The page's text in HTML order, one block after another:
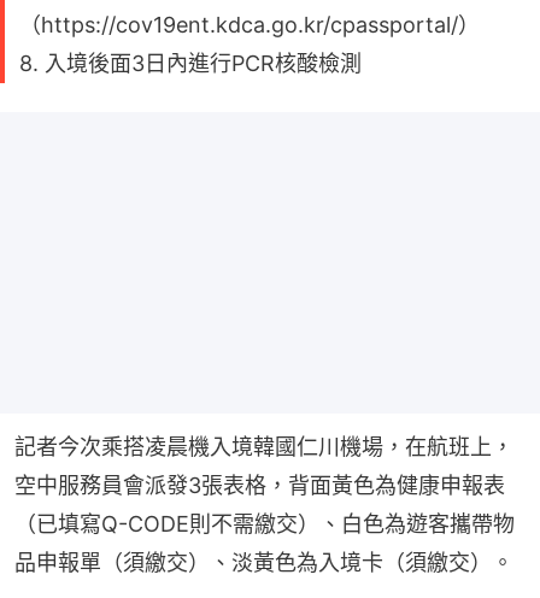
（https://cov19ent.kdca.go.kr/cpassportal/）
8. 入境後面3日內進行PCR核酸檢測
記者今次乘搭凌晨機入境韓國仁川機場，在航班上，
空中服務員會派發3張表格，背面黃色為健康申報表
（已填寫Q-CODE則不需繳交）、白色為遊客攜帶物
品申報單（須繳交）、淡黃色為入境卡（須繳交）。